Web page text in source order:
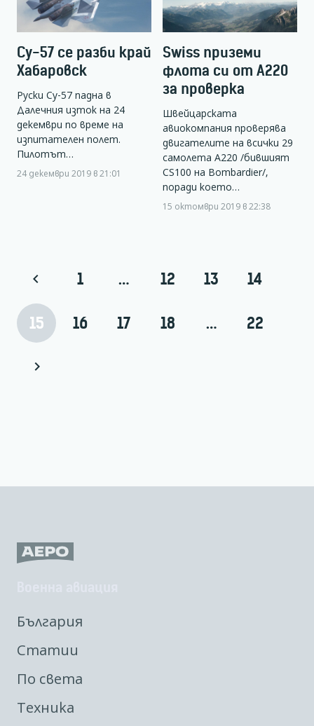
Су-57 се разби край
Хабаровск
Руски Су-57 падна в
Далечния изток на 24
декември по време на
изпитателен полет.
Пилотът…
24 декември 2019 в 21:01
Swiss приземи
флота си от A220
за проверка
Швейцарската
авиокомпания проверява
двигателите на всички 29
самолета А220 /бившият
CS100 на Bombardier/,
поради което…
15 октомври 2019 в 22:38
1 … 12 13 14
15 16 17 18 … 22
България
Статии
По света
Техника